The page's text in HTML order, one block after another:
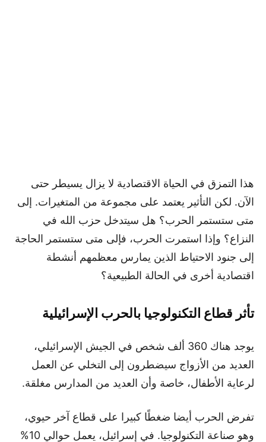
هذا التمزق في الحياة الاقتصادية لا يزال يسيطر حتى
الآن. لكن التأثير يعتمد على مجموعة من المتغيرات. إلى
متى ستستمر الحرب؟ هل سيتدخل حزب الله في
النزاع؟ وإذا استمرت الحرب، فإلى متى ستستمر الحاجة
إلى جنود الاحتياط الذين يمارس معظمهم أنشطة
اقتصادية أخرى في الحالة الطبيعية؟
تأثر قطاع التكنولوجيا بالحرب الإسرائيلية
يوجد هناك 360 ألف شخص في الجيش الإسرائيلي،
العديد من الأزواج سيضطرون إلى التخلي عن العمل
لرعاية الأطفال، خاصة وأن العديد من المدارس مغلقة.
تفرض الحرب أيضا ضغطًا كبيرا على قطاع آخر حيوي،
وهو صناعة التكنولوجيا. في إسرائيل، يعمل حوالي 10%